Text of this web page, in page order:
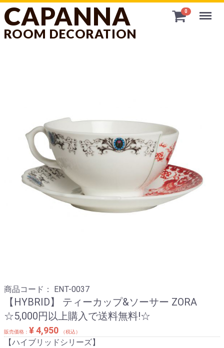
CAPANNA
ROOM DECORATION
0 Menu
商品コード： ENT-0037
【HYBRID】 ティーカップ&ソーサー ZORA
☆5,000円以上購入で送料無料!☆
販売価格： ¥ 4,950 （税込）
【ハイブリッドシリーズ】